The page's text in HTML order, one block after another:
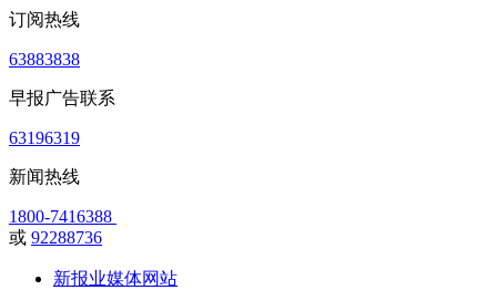
订阅热线
63883838
早报广告联系
63196319
新闻热线
1800-7416388
或 92288736
新报业媒体网站